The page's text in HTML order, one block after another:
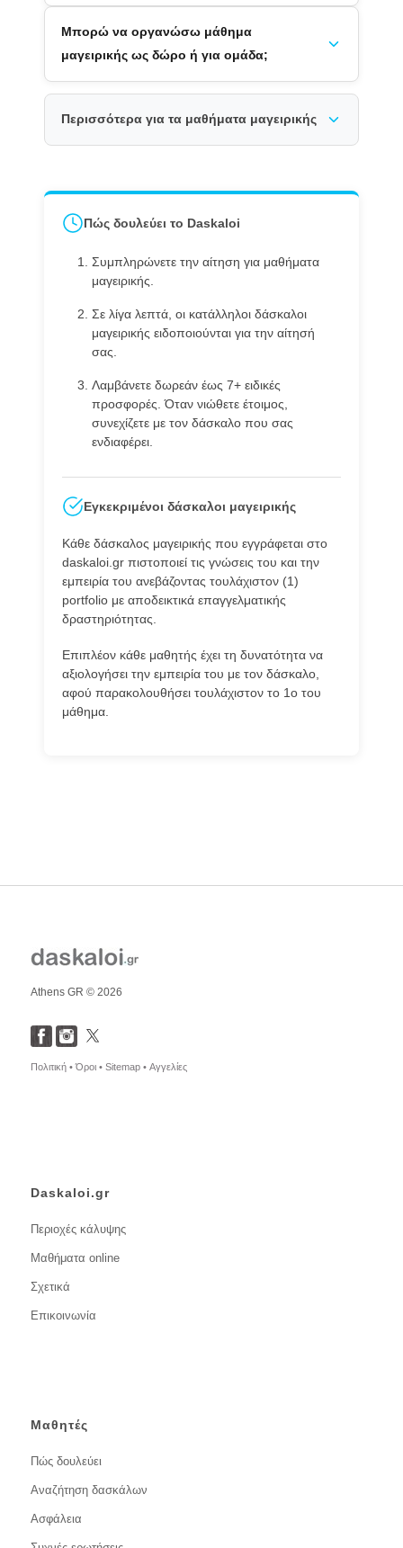
Μπορώ να οργανώσω μάθημα
μαγειρικής ως δώρο ή για ομάδα;
Περισσότερα για τα μαθήματα μαγειρικής
Πώς δουλεύει το Daskaloi
Συμπληρώνετε την αίτηση για μαθήματα
μαγειρικής.
Σε λίγα λεπτά, οι κατάλληλοι δάσκαλοι
μαγειρικής ειδοποιούνται για την αίτησή
σας.
Λαμβάνετε δωρεάν έως 7+ ειδικές
προσφορές. Όταν νιώθετε έτοιμος,
συνεχίζετε με τον δάσκαλο που σας
ενδιαφέρει.
Εγκεκριμένοι δάσκαλοι μαγειρικής
Κάθε δάσκαλος μαγειρικής που εγγράφεται στο
daskaloi.gr πιστοποιεί τις γνώσεις του και την
εμπειρία του ανεβάζοντας τουλάχιστον (1)
portfolio με αποδεικτικά επαγγελματικής
δραστηριότητας.
Επιπλέον κάθε μαθητής έχει τη δυνατότητα να
αξιολογήσει την εμπειρία του με τον δάσκαλο,
αφού παρακολουθήσει τουλάχιστον το 1ο του
μάθημα.
Athens GR © 2026
Πολιτική •Όροι • Sitemap • Αγγελίες
Daskaloi.gr
Περιοχές κάλυψης
Μαθήματα online
Σχετικά
Επικοινωνία
Μαθητές
Πώς δουλεύει
Αναζήτηση δασκάλων
Ασφάλεια